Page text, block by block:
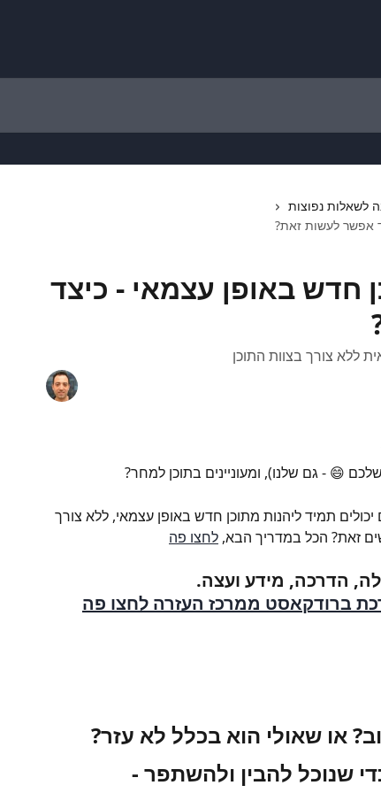
לשאלות נפוצות
אפשר לעשות זאת?
חדש באופן עצמאי - כיצד
ללא צורך בצוות התוכן
תמיד ליהנות מתוכן חדש באופן עצמאי, ללא צורך
זאת? הכל במדריך הבא, לחצו פה
הדרכה, מידע ועצה.
ברודקאסט ממרכז העזרה לחצו פה
או שאולי הוא בכלל לא עזר?
שנוכל להבין ולהשתפר -